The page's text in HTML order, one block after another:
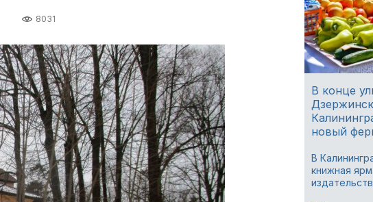
8031
В конце
новый
В
книжная